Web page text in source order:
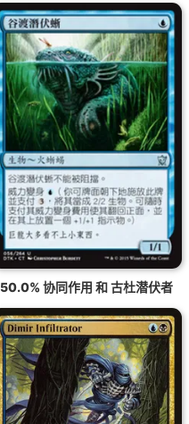
50.0% 协同作用 和 古杜潜伏者